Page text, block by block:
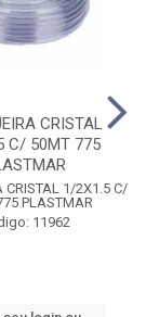
CRISTAL
C/ 50MT 775
CRISTAL 1/2X1.5 C/
PLASTMAR
11962